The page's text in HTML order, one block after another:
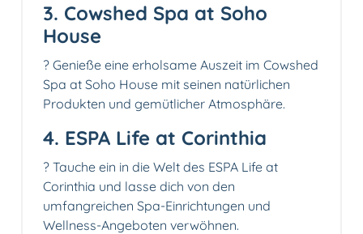
3. Cowshed Spa at Soho
House
? Genieße eine erholsame Auszeit im Cowshed
Spa at Soho House mit seinen natürlichen
Produkten und gemütlicher Atmosphäre.
4. ESPA Life at Corinthia
? Tauche ein in die Welt des ESPA Life at
Corinthia und lasse dich von den
umfangreichen Spa-Einrichtungen und
Wellness-Angeboten verwöhnen.